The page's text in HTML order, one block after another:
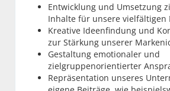
Entwicklung und Umsetzung
Inhalte für unsere vielfältigen
Kreative Ideenfindung und
zur Stärkung unserer
Gestaltung emotionaler und
zielgruppenorientierter
Repräsentation unseres